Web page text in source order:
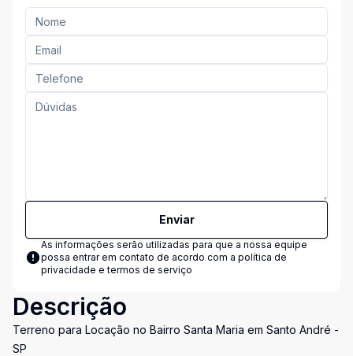
Enviar
As informações serão utilizadas para que a nossa equipe
possa entrar em contato de acordo com a política de
privacidade e termos de serviço
Descrição
Terreno para Locação no Bairro Santa Maria em Santo André -
SP